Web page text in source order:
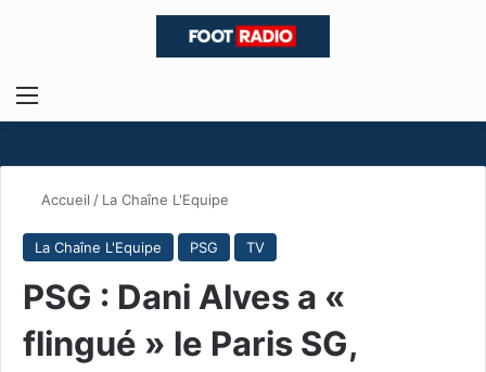
Menu
Accueil / La Chaîne L'Equipe
La Chaîne L'Equipe PSG TV
PSG : Dani Alves a «
flingué » le Paris SG,